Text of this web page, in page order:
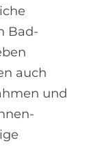
Bad-
auch
und